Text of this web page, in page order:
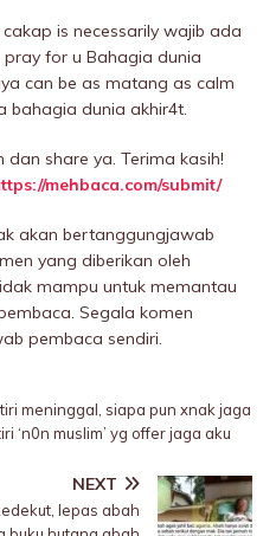
is necessarily wajib ada
for u Bahagia dunia
can be as matang as calm
bahagia dunia akhir4t.
share ya. Terima kasih!
mehbaca.com/submit/
akan bertanggungjawab
yang diberikan oleh
mampu untuk memantau
Segala komen
pembaca sendiri.
meninggaI, siapa pun xnak jaga
‘n0n musIim’ yg offer jaga aku
NEXT
lepas abah